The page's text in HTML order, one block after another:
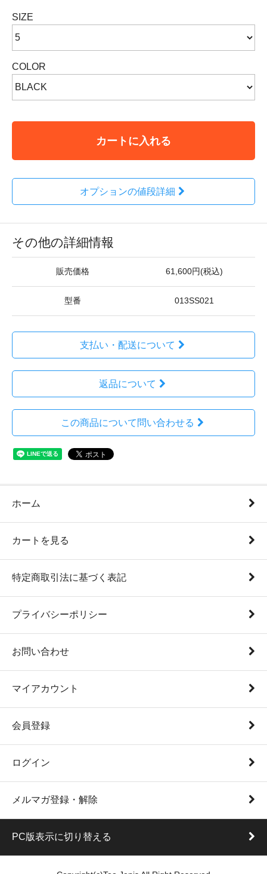
SIZE
COLOR
カートに入れる
オプションの値段詳細
その他の詳細情報
販売価格 61,600円(税込)
型番 013SS021
支払い・配送について
返品について
この商品について問い合わせる
ホーム
カートを見る
特定商取引法に基づく表記
プライバシーポリシー
お問い合わせ
マイアカウント
会員登録
ログイン
メルマガ登録・解除
PC版表示に切り替える